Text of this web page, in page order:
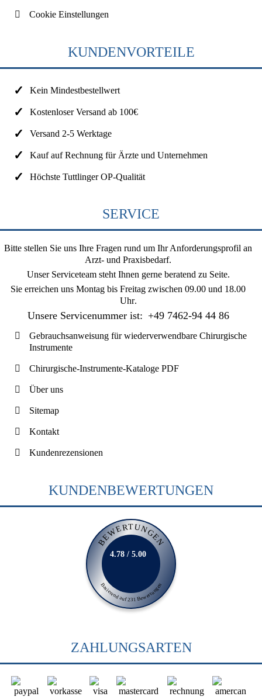
Cookie Einstellungen
KUNDENVORTEILE
Kein Mindestbestellwert
Kostenloser Versand ab 100€
Versand 2-5 Werktage
Kauf auf Rechnung für Ärzte und Unternehmen
Höchste Tuttlinger OP-Qualität
SERVICE
Bitte stellen Sie uns Ihre Fragen rund um Ihr Anforderungsprofil an
Arzt- und Praxisbedarf.
Unser Serviceteam steht Ihnen gerne beratend zu Seite.
Sie erreichen uns Montag bis Freitag zwischen 09.00 und 18.00
Uhr.
Unsere Servicenummer ist: +49 7462-94 44 86
Gebrauchsanweisung für wiederverwendbare Chirurgische
Instrumente
Chirurgische-Instrumente-Kataloge PDF
Über uns
Sitemap
Kontakt
Kundenrezensionen
KUNDENBEWERTUNGEN
BEWERTUNGEN
Basierend auf 231 Bewertungen
4.78 / 5.00
ZAHLUNGSARTEN